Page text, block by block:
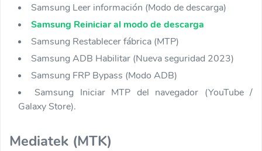
Samsung Leer información (Modo de descarga)
Samsung Reiniciar al modo de descarga
Samsung Restablecer fábrica (MTP)
Samsung ADB Habilitar (Nueva seguridad 2023)
Samsung FRP Bypass (Modo ADB)
Samsung Iniciar MTP del navegador (YouTube /
Galaxy Store).
Mediatek (MTK)